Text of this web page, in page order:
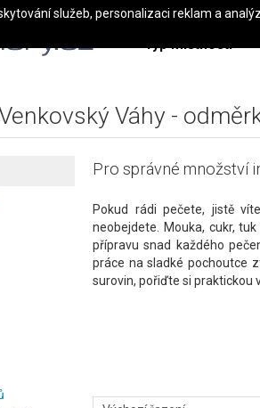
Typ místnosti
Váhy -
Pro správné množství
Pokud rádi pečete, jistě
neobejdete. Mouka, cukr,
přípravu snad každého
práce na sladké pochoutce
surovin, pořiďte si praktickou
služeb, personalizaci reklam a